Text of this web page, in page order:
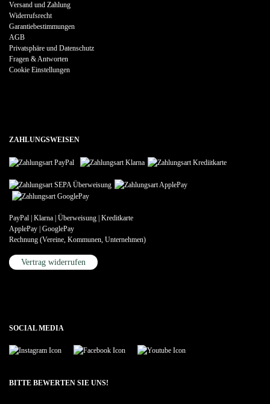
Versand und Zahlung
Widerrufsrecht
Garantiebestimmungen
AGB
Privatsphäre und Datenschutz
Fragen & Antworten
Cookie Einstellungen
ZAHLUNGSWEISEN
PayPal | Klarna | Überweisung | Kreditkarte
ApplePay | GooglePay
Rechnung (Vereine, Kommunen, Unternehmen)
Vertrag widerrufen
SOCIAL MEDIA
BITTE BEWERTEN SIE UNS!